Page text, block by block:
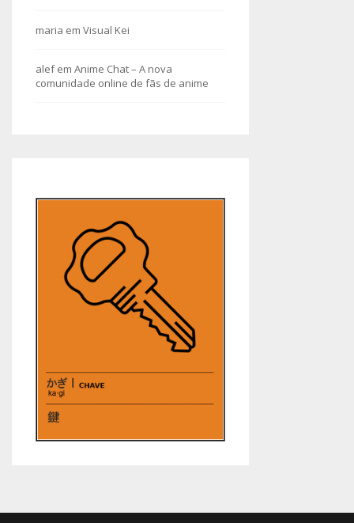
maria em Visual Kei
alefem Anime Chat – A nova
comunidade online de fãs de anime